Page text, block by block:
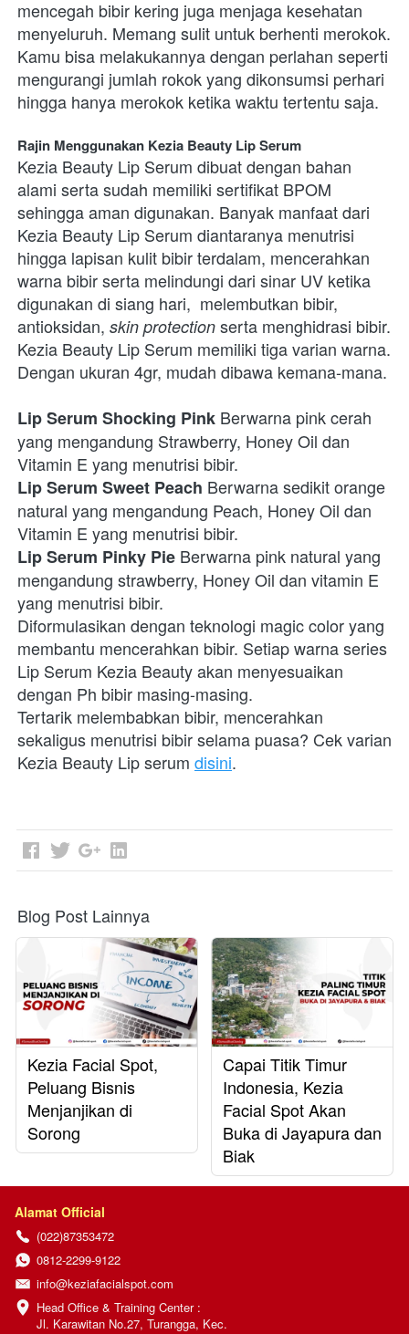
mencegah bibir kering juga menjaga kesehatan
menyeluruh. Memang sulit untuk berhenti merokok.
Kamu bisa melakukannya dengan perlahan seperti
mengurangi jumlah rokok yang dikonsumsi perhari
hingga hanya merokok ketika waktu tertentu saja.
Rajin Menggunakan Kezia Beauty Lip Serum
Kezia Beauty Lip Serum dibuat dengan bahan
alami serta sudah memiliki sertifikat BPOM
sehingga aman digunakan. Banyak manfaat dari
Kezia Beauty Lip Serum diantaranya menutrisi
hingga lapisan kulit bibir terdalam, mencerahkan
warna bibir serta melindungi dari sinar UV ketika
digunakan di siang hari,  melembutkan bibir,
antioksidan, skin protection
Kezia Beauty Lip Serum memiliki tiga varian warna.
Dengan ukuran 4gr, mudah dibawa kemana-mana.
Lip Serum Shocking Pink Berwarna pink cerah
yang mengandung Strawberry, Honey Oil dan
Vitamin E yang menutrisi bibir.
Lip Serum Sweet Peach Berwarna sedikit orange
natural yang mengandung Peach, Honey Oil dan
Vitamin E yang menutrisi bibir.
Lip Serum Pinky Pie Berwarna pink natural yang
mengandung strawberry, Honey Oil dan vitamin E
yang menutrisi bibir.
Diformulasikan dengan teknologi magic color yang
membantu mencerahkan bibir. Setiap warna series
Lip Serum Kezia Beauty akan menyesuaikan
dengan Ph bibir masing-masing.
Tertarik melembabkan bibir, mencerahkan
sekaligus menutrisi bibir selama puasa? Cek varian
Kezia Beauty Lip serum disini.
Blog Post Lainnya
Kezia Facial Spot,
Peluang Bisnis
Menjanjikan di
Sorong
Capai Titik Timur
Indonesia, Kezia
Facial Spot Akan
Buka di Jayapura dan
Biak
Alamat Official
(022)87353472
0812-2299-9122
info@keziafacialspot.com
Head Office & Training Center :
Jl. Karawitan No.27, Turangga, Kec.